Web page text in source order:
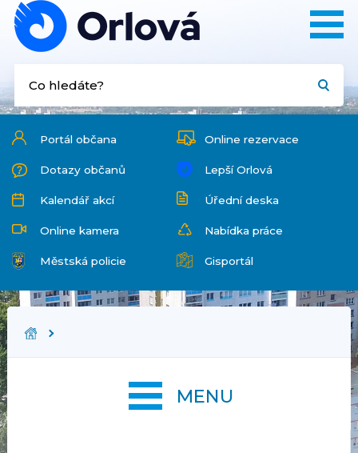
Portál občana Online rezervace
Dotazy občanů Lepší Orlová
Kalendář akcí Úřední deska
Online kamera Nabídka práce
Městská policie Gisportál
MENU